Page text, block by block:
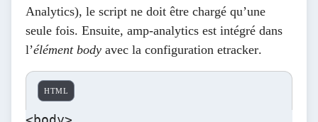
Analytics), le script ne doit être chargé qu’une
seule fois. Ensuite, amp-analytics est intégré dans
l’élément body avec la configuration etracker.
HTML